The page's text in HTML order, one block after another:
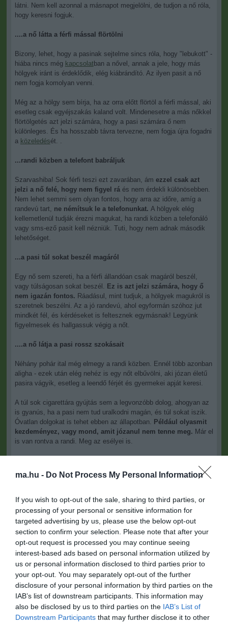
ma.hu - Do Not Process My Personal Information
If you wish to opt-out of the sale, sharing to third parties, or
processing of your personal or sensitive information for
targeted advertising by us, please use the below opt-out
section to confirm your selection. Please note that after your
opt-out request is processed you may continue seeing
interest-based ads based on personal information utilized by
us or personal information disclosed to third parties prior to
your opt-out. You may separately opt-out of the further
disclosure of your personal information by third parties on the
IAB’s list of downstream participants. This information may
also be disclosed by us to third parties on the IAB’s List of
Downstream Participants that may further disclose it to other
látni. Nem kell azonnal a másnapot megjelölni, de tudjon a nő róla,
hogy keresni fogjuk.
....a nő látta a férfi mással flörtölni
Bizony, lehet, hogy a pasinak sejtelme sincs róla, hogy "lebukott" -
hiába nincs még kapcsolatban a nővel, annak a jele, hogy más
hölgyek iránt is érdeklődik, elég kiábrándító. Az ilyen pasit a nő
nem fogja komolyan venni.
Még az a hölgy sem bírja, ha az orra előtt flörtöl a férfi mással, aki
esetleg csak egyéjszakás kaland volt. Mindenesetre a más nőkkel
flörtölgetés azt jelzi számára, hogy a pasi számára ő nem
különleges. És ha hosszabb távra tervezne, nem fogja újra fogadni
a közeledését. .
...randi közben a telefont babráljuk
Szarvashiba! Sok férfi teszi ezt zavarában, ám ezzel csak azt
jelzi a nő felé, hogy nem figyel rá és nem érdekli különösebben.
Nem lehet semmi sem olyan fontos, hogy arra az időre, amíg a
randevú tart, ne némítsuk le a telefonunkat. A hölgyek elég
kellemetlenül tudják érezni magukat, ha randi közben a telefonáló
vagy sms-ező pasit kell nézniük. Tuti, hogy nem adnak második
lehetőséget.
...a pasi túl sokat beszél magáról
Egy nő sem szereti, ha a férfi állandóan csak magáról beszél,
vagy túlságosan sokat beszél. Ez is azt jelzi számára, hogy ő
nem igazán fontos. Ráadásul, mint tudjuk, a hölgyek magukról is
szeretnek beszélni. Az a jó randevú, ahol egyformán szóhoz jut
mindkét fél, és kérdéseket is feltesznek egymásnak! Legyünk
figyelmesek és hallgassuk végig a nőt.
....a nő látja a pasi rossz szokásait
Néhány pohár ital még elmegy a randi közben. Ennél több azonban
aligha - ezek után elég nehéz is egy nőt elbűvölni, aki józan életű
pasira vágyik, esetleg a leendő férjét és gyermekei apját keresi.
A túl sok cigarettára gyújtás sem a legvonzóbb dolog, ahogyan az
is gyanús, ha a pasi nem tud uralkodni magán, és túl sokat iszik.
Óvatlan dolgokat is tehet ebben az állapotban. Például olyasmit
kezdeményez, vagy mond, amit józanul nem tenne meg. Már el
is van rontva a randi. Meg az esélyei is.
Kapcsolódó írások:
Ciki: a kedvességet minden férfi félreérti?
Online randi - ezt csináld, hogy ne kapj kosarat!
Majd a pasi randira hív - arra várhatsz?
Figyelem! Nincs esélyed, ha ezt a pasi kiszúrja
Mi számít kizáró oknak egy randinál?
Figyelem! A cikkhez hozzáfűzött hozzászólások nem a ma.hu